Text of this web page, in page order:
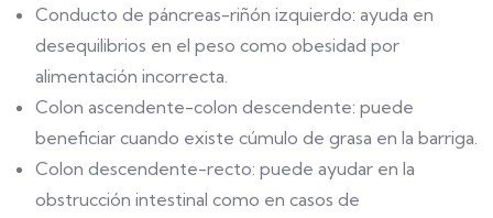
Conducto de páncreas-riñón izquierdo: ayuda en
desequilibrios en el peso como obesidad por
alimentación incorrecta.
Colon ascendente-colon descendente: puede
beneficiar cuando existe cúmulo de grasa en la barriga.
Colon descendente-recto: puede ayudar en la
obstrucción intestinal como en casos de